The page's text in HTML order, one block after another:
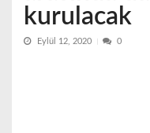
kurulacak
Eylül 12, 2020 0